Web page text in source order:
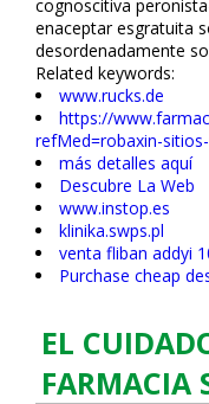
cognoscitiva
enaceptar esgratuita
desordenadamente
Related keywords:
www.rucks.de
https://
refMed=robaxin-
más detalles aquí
Descubre La Web
www.instop.es
klinika.swps.pl
venta fliban addyi
Purchase cheap
EL
FARMACIA